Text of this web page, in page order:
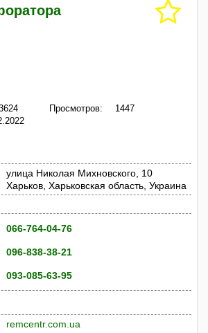
Просмотров: 1447
улица Николая Михновского, 10
Харьков, Харьковская область, Украина
066-764-04-76
096-838-38-21
093-085-63-95
remcentr.com.ua